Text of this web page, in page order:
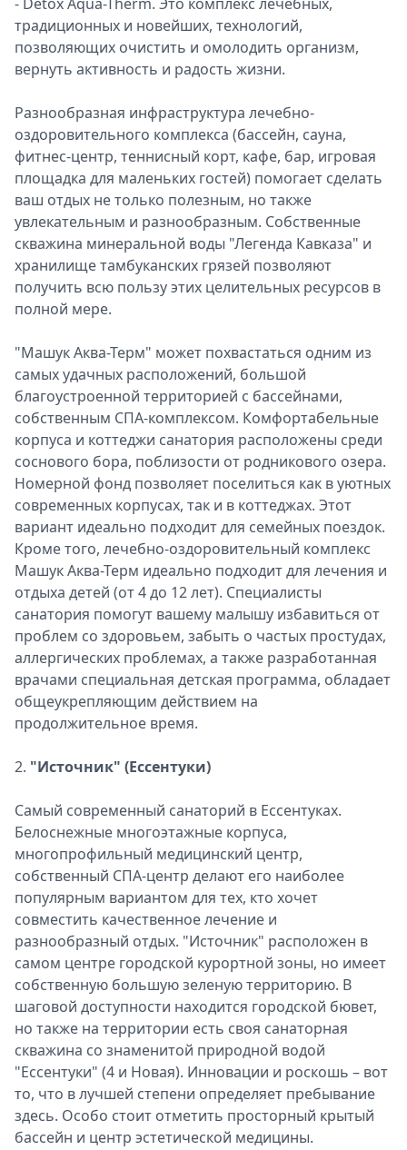
традиционных и новейших, технологий,
позволяющих очистить и омолодить организм,
вернуть активность и радость жизни.
Разнообразная инфраструктура лечебно-
оздоровительного комплекса (бассейн, сауна,
фитнес-центр, теннисный корт, кафе, бар, игровая
площадка для маленьких гостей) помогает сделать
ваш отдых не только полезным, но также
увлекательным и разнообразным. Собственные
скважина минеральной воды "Легенда Кавказа" и
хранилище тамбуканских грязей позволяют
получить всю пользу этих целительных ресурсов в
полной мере.
"Машук Аква-Терм" может похвастаться одним из
самых удачных расположений, большой
благоустроенной территорией с бассейнами,
собственным СПА-комплексом. Комфортабельные
корпуса и коттеджи санатория расположены среди
соснового бора, поблизости от родникового озера.
Номерной фонд позволяет поселиться как в уютных
современных корпусах, так и в коттеджах. Этот
вариант идеально подходит для семейных поездок.
Кроме того, лечебно-оздоровительный комплекс
Машук Аква-Терм идеально подходит для лечения и
отдыха детей (от 4 до 12 лет). Специалисты
санатория помогут вашему малышу избавиться от
проблем со здоровьем, забыть о частых простудах,
аллергических проблемах, а также разработанная
врачами специальная детская программа, обладает
общеукрепляющим действием на
продолжительное время.
2. "Источник" (Ессентуки)
Самый современный санаторий в Ессентуках.
Белоснежные многоэтажные корпуса,
многопрофильный медицинский центр,
собственный СПА-центр делают его наиболее
популярным вариантом для тех, кто хочет
совместить качественное лечение и
разнообразный отдых. "Источник" расположен в
самом центре городской курортной зоны, но имеет
собственную большую зеленую территорию. В
шаговой доступности находится городской бювет,
но также на территории есть своя санаторная
скважина со знаменитой природной водой
"Ессентуки" (4 и Новая). Инновации и роскошь – вот
то, что в лучшей степени определяет пребывание
здесь. Особо стоит отметить просторный крытый
бассейн и центр эстетической медицины.